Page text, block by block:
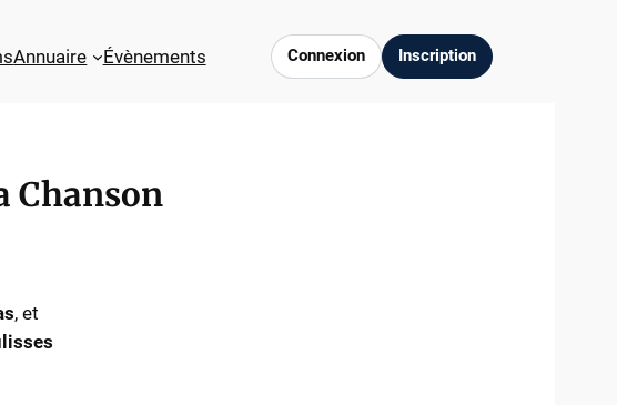
Annuaire Évènements Connexion Inscription
Chanson
, et